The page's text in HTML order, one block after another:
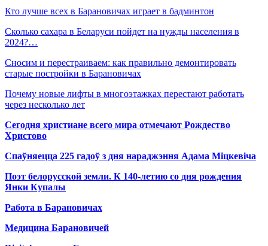
Кто лучше всех в Барановичах играет в бадминтон
Сколько сахара в Беларуси пойдет на нужды населения в
2024?…
Сносим и перестраиваем: как правильно демонтировать
старые постройки в Барановичах
Почему новые лифты в многоэтажках перестают работать
через несколько лет
Сегодня христиане всего мира отмечают Рождество
Христово
Спаўняецца 225 гадоў з дня нараджэння Адама Міцкевіча
Поэт белорусской земли. К 140-летию со дня рождения
Янки Купалы
Работа в Барановичах
Медицина Барановичей